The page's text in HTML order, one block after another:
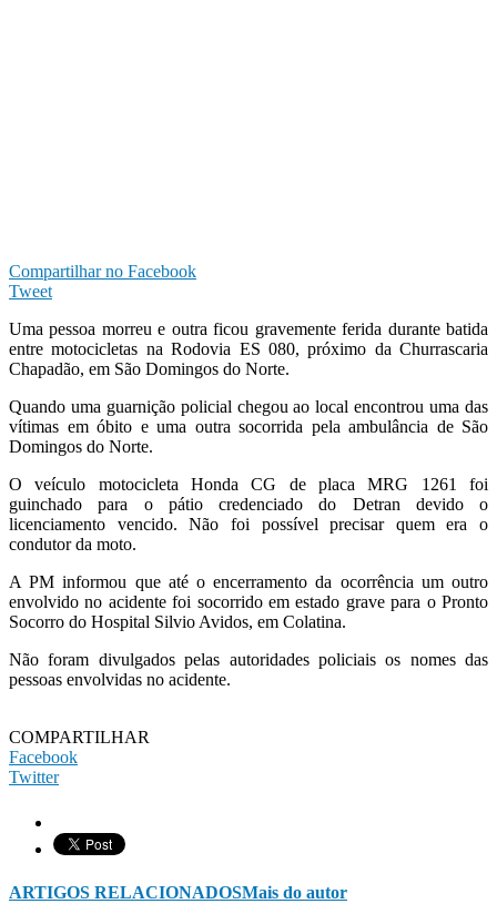
Compartilhar no Facebook
Tweet
Uma pessoa morreu e outra ficou gravemente ferida durante batida
entre motocicletas na Rodovia ES 080, próximo da Churrascaria
Chapadão, em São Domingos do Norte.
Quando uma guarnição policial chegou ao local encontrou uma das
vítimas em óbito e uma outra socorrida pela ambulância de São
Domingos do Norte.
O veículo motocicleta Honda CG de placa MRG 1261 foi
guinchado para o pátio credenciado do Detran devido o
licenciamento vencido. Não foi possível precisar quem era o
condutor da moto.
A PM informou que até o encerramento da ocorrência um outro
envolvido no acidente foi socorrido em estado grave para o Pronto
Socorro do Hospital Silvio Avidos, em Colatina.
Não foram divulgados pelas autoridades policiais os nomes das
pessoas envolvidas no acidente.
COMPARTILHAR
Facebook
Twitter
ARTIGOS RELACIONADOSMais do autor